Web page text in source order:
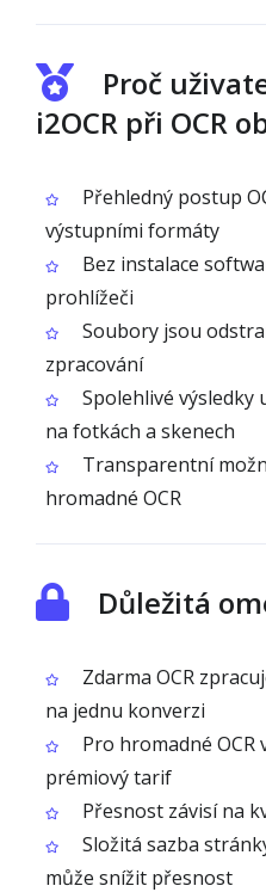
Proč
i2OCR při OCR
Přehledný postup
výstupními formáty
Bez instalace
prohlížeči
Soubory jsou
zpracování
Spolehlivé
na fotkách a skenech
Transparentní
hromadné OCR
Důležitá
Zdarma OCR
na jednu konverzi
Pro hromadné
prémiový tarif
Přesnost závisí na
Složitá sazba
může snížit přesnost